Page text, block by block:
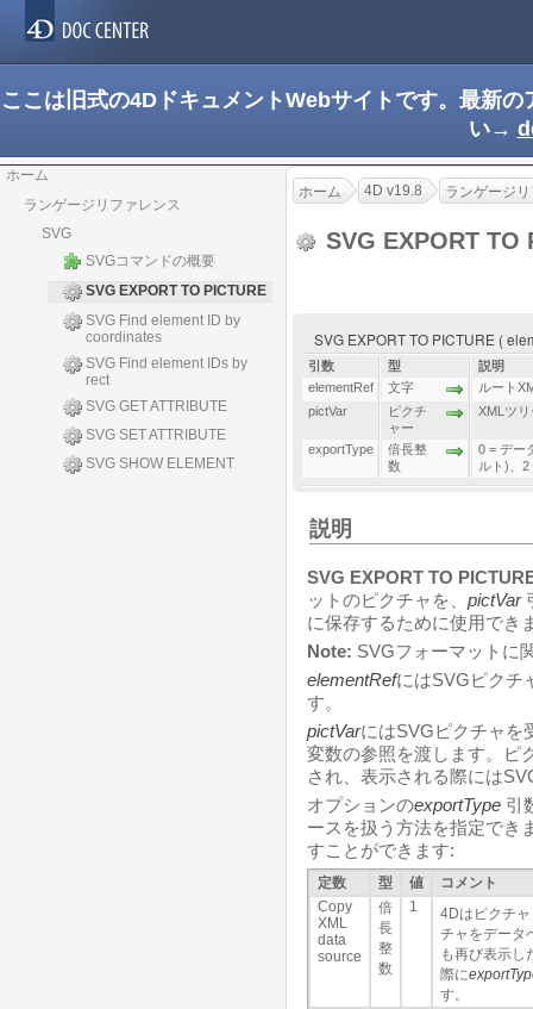
ここは旧式の4DドキュメントWebサイトです。最新
い→
ホーム
ランゲージリファレンス
SVG
SVGコマンドの概要
SVG EXPORT TO PICTURE
SVG Find element ID by
coordinates
SVG Find element IDs by
rect
SVG GET ATTRIBUTE
SVG SET ATTRIBUTE
SVG SHOW ELEMENT
ホーム 4D v19.8 ランゲージ
SVG EXPORT TO
SVG EXPORT TO PICTURE (
引数 型
説明
elementRef
文字
ルート
pictVar
ピクチ
ャー
XMLツ
exportType
倍長整
数
0 = デー
ルト)、
説明
SVG EXPORT TO
ットのピクチャを、 pictVar
に保存するために使用でき
Note: SVGフォーマットに
elementRefにはSVGピクチ
す。
pictVarにはSVGピクチャを
変数の参照を渡します。ピ
され、表示される際には
オプションのexportType 引
ースを扱う方法を指定でき
すことができます:
定数 型 値
コメント
Copy
XML
data
source
倍
長
整
数
1
4Dはピクチ
チャをデータ
も再び表示し
際に
す。